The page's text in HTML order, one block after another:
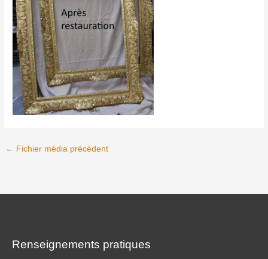
← Fichier média précédent
Renseignements pratiques